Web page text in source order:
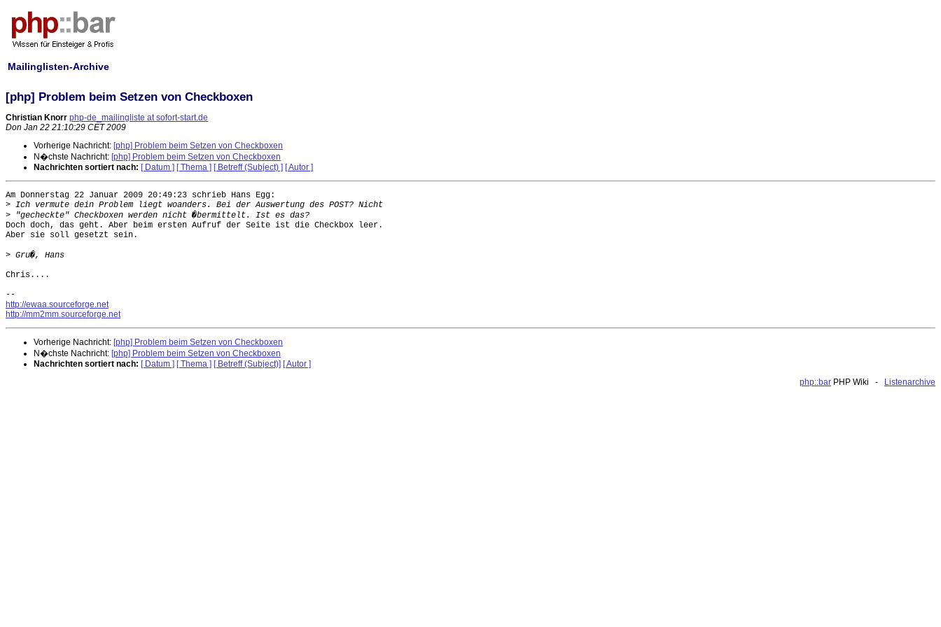
Mailinglisten-Archive
[php] Problem beim Setzen von Checkboxen
Christian Knorr php-de_mailingliste at sofort-start.de
Don Jan 22 21:10:29 CET 2009
Vorherige Nachricht: [php] Problem beim Setzen von Checkboxen
N�chste Nachricht: [php] Problem beim Setzen von Checkboxen
Nachrichten sortiert nach: [ Datum ] [ Thema ] [ Betreff (Subject) ] [ Autor ]
Am Donnerstag 22 Januar 2009 20:49:23 schrieb Hans Egg:
>
>
Doch doch, das geht. Aber beim ersten Aufruf der Seite ist die Checkbox leer.
Aber sie soll gesetzt sein.
>
Chris....
http://ewaa.sourceforge.net
http://mm2mm.sourceforge.net
Vorherige Nachricht: [php] Problem beim Setzen von Checkboxen
N�chste Nachricht: [php] Problem beim Setzen von Checkboxen
Nachrichten sortiert nach: [ Datum ] [ Thema ] [ Betreff (Subject)] [ Autor ]
php::bar PHP Wiki - Listenarchive